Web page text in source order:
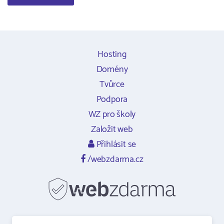
Hosting
Domény
Tvůrce
Podpora
WZ pro školy
Založit web
Přihlásit se
/webzdarma.cz